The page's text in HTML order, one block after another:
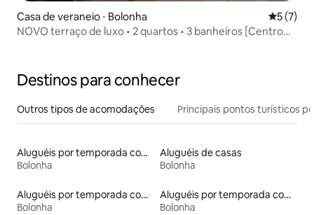
Casa de veraneio ⋅ Bolonha 5 de
5 (7)
NOVO terraço de luxo • 2 quartos • 3 banheiros [Centro
Destinos para conhecer
Outros tipos de acomodações Principais pontos turísticos
Aluguéis por temporada com sauna
Bolonha
Aluguéis de casas
Bolonha
Aluguéis por temporada com suítes privativas
Bolonha
Aluguéis por temporada com cama de altura acessível
Bolonha